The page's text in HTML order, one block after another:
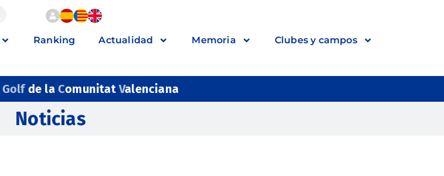
Ranking Actualidad Memoria Clubes y campos
Golfde la ComunitatValenciana
Noticias